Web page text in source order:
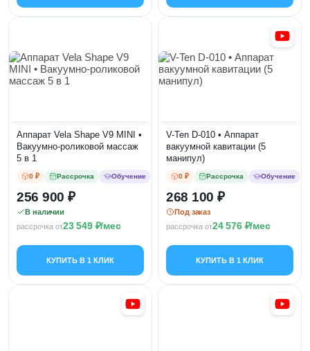
Аппарат Vela Shape V9 MINI •
Вакуумно-роликовой массаж
5 в 1
0 ₽ Рассрочка Обучение
256 900
В наличии
рассрочка от23 549 /мес
КУПИТЬ В 1 КЛИК
V-Ten D-010 • Аппарат
вакуумной кавитации (5
манипул)
0 ₽ Рассрочка Обучение
268 100
Под заказ
рассрочка от24 576 /мес
КУПИТЬ В 1 КЛИК